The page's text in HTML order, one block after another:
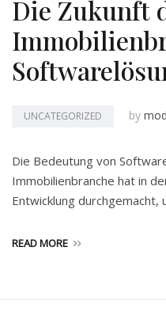
Die Zukunft
UNCATEGORIZED by
Die Bedeutung von
Immobilienbranche hat in
Entwicklung
READ MORE